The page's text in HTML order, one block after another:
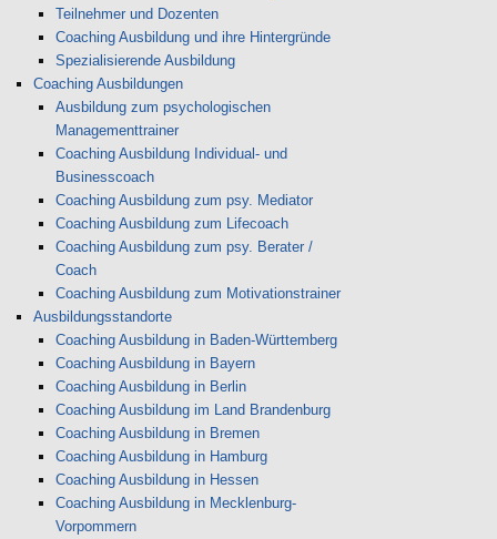
Teilnehmer und Dozenten
Coaching Ausbildung und ihre Hintergründe
Spezialisierende Ausbildung
Coaching Ausbildungen
Ausbildung zum psychologischen
Managementtrainer
Coaching Ausbildung Individual- und
Businesscoach
Coaching Ausbildung zum psy. Mediator
Coaching Ausbildung zum Lifecoach
Coaching Ausbildung zum psy. Berater /
Coach
Coaching Ausbildung zum Motivationstrainer
Ausbildungsstandorte
Coaching Ausbildung in Baden-Württemberg
Coaching Ausbildung in Bayern
Coaching Ausbildung in Berlin
Coaching Ausbildung im Land Brandenburg
Coaching Ausbildung in Bremen
Coaching Ausbildung in Hamburg
Coaching Ausbildung in Hessen
Coaching Ausbildung in Mecklenburg-
Vorpommern